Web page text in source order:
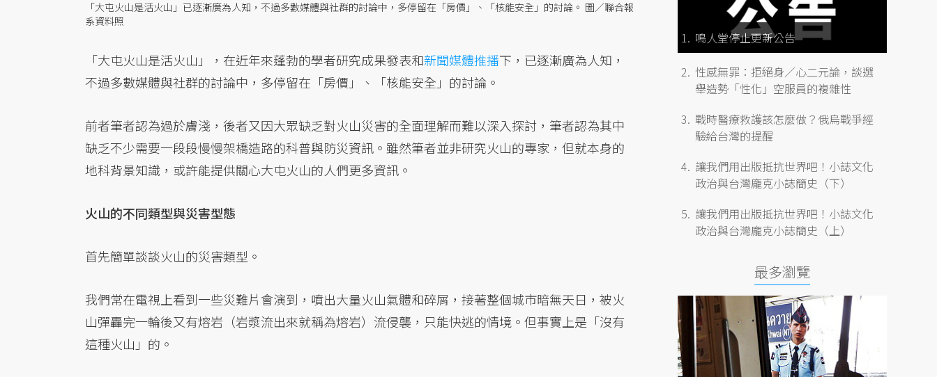
「大屯火山是活火山」已逐漸廣為人知，不過多數媒體與社群的討論中，多停留在「房價」、「核能安全」的討論。 圖／聯合報
系資料照
「大屯火山是活火山」，在近年來蓬勃的學者研究成果發表和新聞媒體推播下，已逐漸廣為人知，
不過多數媒體與社群的討論中，多停留在「房價」、「核能安全」的討論。
前者筆者認為過於膚淺，後者又因大眾缺乏對火山災害的全面理解而難以深入探討，筆者認為其中
缺乏不少需要一段段慢慢架橋造路的科普與防災資訊。雖然筆者並非研究火山的專家，但就本身的
地科背景知識，或許能提供關心大屯火山的人們更多資訊。
火山的不同類型與災害型態
首先簡單談談火山的災害類型。
我們常在電視上看到一些災難片會演到，噴出大量火山氣體和碎屑，接著整個城市暗無天日，被火
山彈轟完一輪後又有熔岩（岩漿流出來就稱為熔岩）流侵襲，只能快逃的情境。但事實上是「沒有
這種火山」的。
鳴人堂停止更新公告
性感無罪：拒絕身／心二元論，談選
舉造勢「性化」空服員的複雜性
戰時醫療救護該怎麼做？俄烏戰爭經
驗給台灣的提醒
讓我們用出版抵抗世界吧！小誌文化
政治與台灣龐克小誌簡史（下）
讓我們用出版抵抗世界吧！小誌文化
政治與台灣龐克小誌簡史（上）
最多瀏覽